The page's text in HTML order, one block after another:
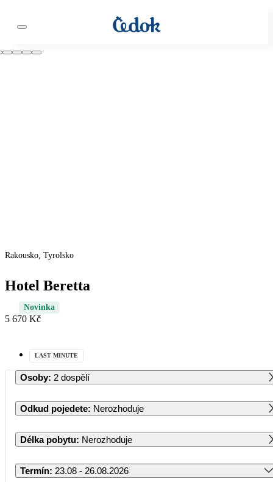
Rakousko, Tyrolsko
Hotel Beretta
Novinka
5 670 Kč
LAST MINUTE
Osoby: 2 dospělí
Odkud pojedete: Nerozhoduje
Délka pobytu: Nerozhoduje
Termín: 23.08 - 26.08.2026